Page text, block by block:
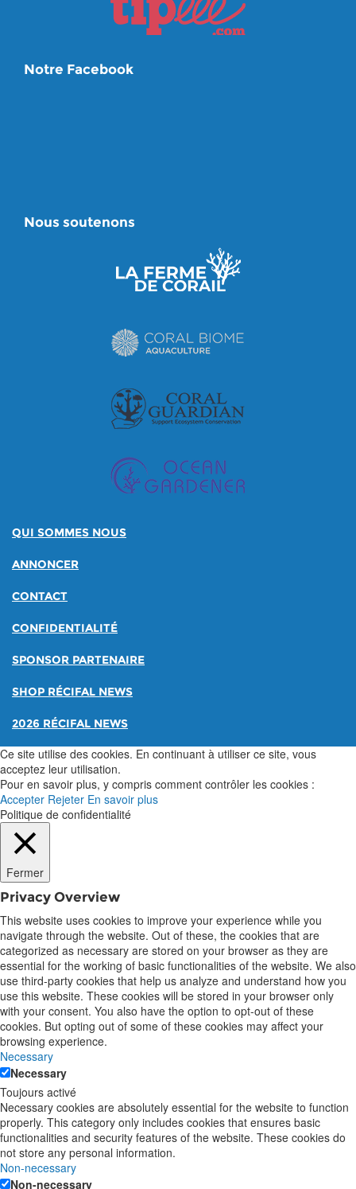
Notre Facebook
Nous soutenons
QUI SOMMES NOUS
ANNONCER
CONTACT
CONFIDENTIALITÉ
SPONSOR PARTENAIRE
SHOP RÉCIFAL NEWS
2026 RÉCIFAL NEWS
Ce site utilise des cookies. En continuant à utiliser ce site, vous
acceptez leur utilisation.
Pour en savoir plus, y compris comment contrôler les cookies :
Accepter Rejeter En savoir plus
Politique de confidentialité
Fermer
Privacy Overview
This website uses cookies to improve your experience while you
navigate through the website. Out of these, the cookies that are
categorized as necessary are stored on your browser as they are
essential for the working of basic functionalities of the website. We also
use third-party cookies that help us analyze and understand how you
use this website. These cookies will be stored in your browser only
with your consent. You also have the option to opt-out of these
cookies. But opting out of some of these cookies may affect your
browsing experience.
Necessary
Necessary
Toujours activé
Necessary cookies are absolutely essential for the website to function
properly. This category only includes cookies that ensures basic
functionalities and security features of the website. These cookies do
not store any personal information.
Non-necessary
Non-necessary